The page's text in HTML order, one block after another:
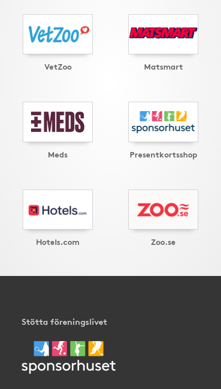
VetZoo Matsmart
Meds Presentkortsshop
Hotels.com Zoo.se
Stötta föreningslivet